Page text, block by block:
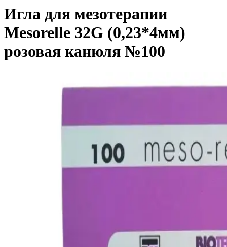
Игла для мезотерапии
Mesorelle 32G (0,23*4мм)
розовая канюля №100